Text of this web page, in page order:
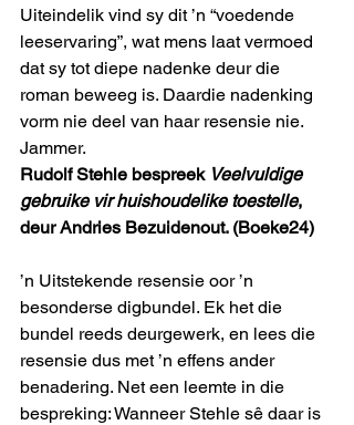
Uiteindelik vind sy dit ’n “voedende
leeservaring”, wat mens laat vermoed
dat sy tot diepe nadenke deur die
roman beweeg is. Daardie nadenking
vorm nie deel van haar resensie nie.
Jammer.
Rudolf Stehle bespreek Veelvuldige
gebruike vir huishoudelike toestelle,
deur Andries Bezuidenout. (Boeke24)
’n Uitstekende resensie oor ’n
besonderse digbundel. Ek het die
bundel reeds deurgewerk, en lees die
resensie dus met ’n effens ander
benadering. Net een leemte in die
bespreking: Wanneer Stehle sê daar is